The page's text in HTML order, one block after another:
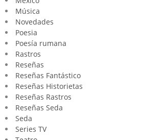
Música
Novedades
Poesia
Poesía rumana
Rastros
Reseñas
Reseñas Fantástico
Reseñas Historietas
Reseñas Rastros
Reseñas Seda
Seda
Series TV